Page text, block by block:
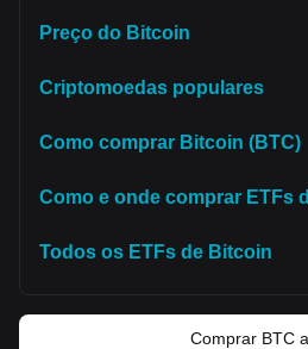
Preço do Bitcoin
Criptomoedas populares
Como comprar Bitcoin (BTC)
Como e onde comprar ETFs
Todos os ETFs de Bitcoin
Comprar BTC